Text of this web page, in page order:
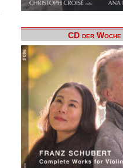
CD der Woche